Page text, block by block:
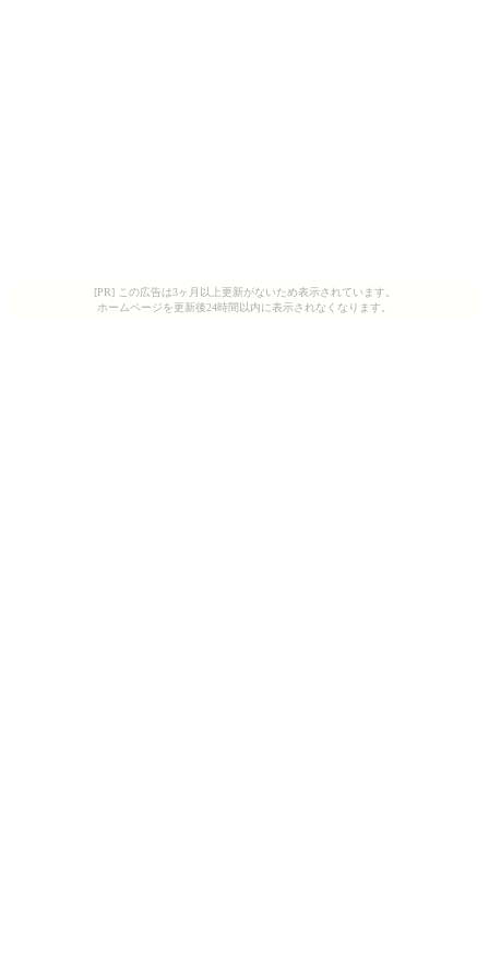
[PR] この広告は3ヶ月以上更新がないため表示されています。
ホームページを更新後24時間以内に表示されなくなります。